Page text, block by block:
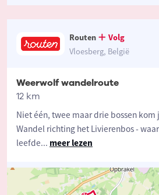
Routen
Volg
Vloesberg, België
Weerwolf wandelroute
12 km
Niet één, twee maar drie bossen kom
Wandel richting het Livierenbos -
leefde... meer lezen